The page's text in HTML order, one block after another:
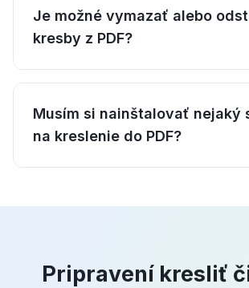
Je možné vymazať alebo
kresby z PDF?
Musím si nainštalovať nejaký
na kreslenie do PDF?
Pripravení kresliť